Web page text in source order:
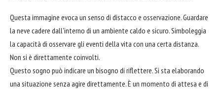
Questa immagine evoca un senso di distacco e osservazione. Guardare
la neve cadere dall'interno di un ambiente caldo e sicuro. Simboleggia
la capacità di osservare gli eventi della vita con una certa distanza.
Non si è direttamente coinvolti.
Questo sogno può indicare un bisogno di riflettere. Si sta elaborando
una situazione senza agire direttamente. È un momento di attesa e di